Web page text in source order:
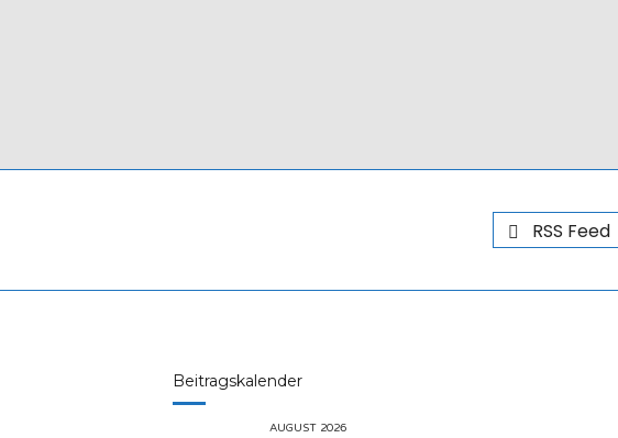
RSS Feed
Beitragskalender
AUGUST 2026